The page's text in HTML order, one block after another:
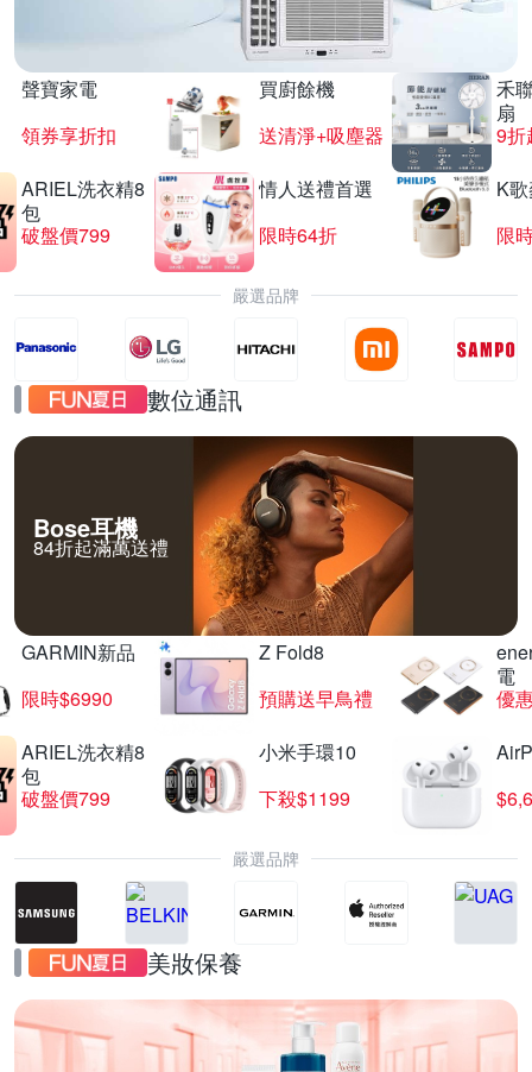
聲寶家電
領券享折扣
買廚餘機
送清淨+吸塵器
禾
扇
9折
ARIEL洗衣精8
包
破盤價799
情人送禮首選
限時64折
K
限
嚴選品牌
數位通訊
Bose耳機
84折起滿萬送禮
GARMIN新品
限時$6990
Z Fold8
預購送早鳥禮
電
優
ARIEL洗衣精8
包
破盤價799
小米手環10
下殺$1199
嚴選品牌
美妝保養